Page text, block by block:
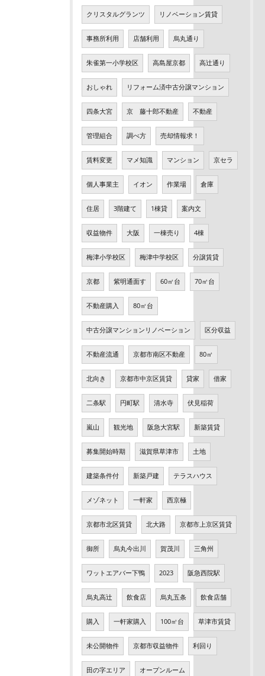
クリスタルグランツ リノベーション賃貸
事務所利用 店舗利用 烏丸通り
朱雀第一小学校区 高島屋京都 高辻通り
おしゃれ リフォーム済中古分譲マンション
四条大宮 京 藤十郎不動産 不動産
管理組合 調べ方 売却情報求！
賃料変更 マメ知識 マンション 京セラ
個人事業主 イオン 作業場 倉庫
住居 3階建て 1棟貸 案内文
収益物件 大阪 一棟売り 4棟
梅津小学校区 梅津中学校区 分譲賃貸
京都 紫明通面す 60㎡台 70㎡台
不動産購入 80㎡台
中古分譲マンションリノベーション 区分収益
不動産流通 京都市南区不動産 80㎡
北向き 京都市中京区賃貸 貸家 借家
二条駅 円町駅 清水寺 伏見稲荷
嵐山 観光地 阪急大宮駅 新築賃貸
募集開始時期 滋賀県草津市 土地
建築条件付 新築戸建 テラスハウス
メゾネット 一軒家 西京極
京都市北区賃貸 北大路 京都市上京区賃貸
御所 烏丸今出川 賀茂川 三角州
ワットエアバー下鴨 2023 阪急西院駅
烏丸高辻 飲食店 烏丸五条 飲食店舗
購入 一軒家購入 100㎡台 草津市賃貸
未公開物件 京都市収益物件 利回り
田の字エリア オープンルーム